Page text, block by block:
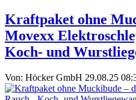
Kraftpaket ohne
Movexx
Koch- und
Von: Höcker GmbH 29.08.25